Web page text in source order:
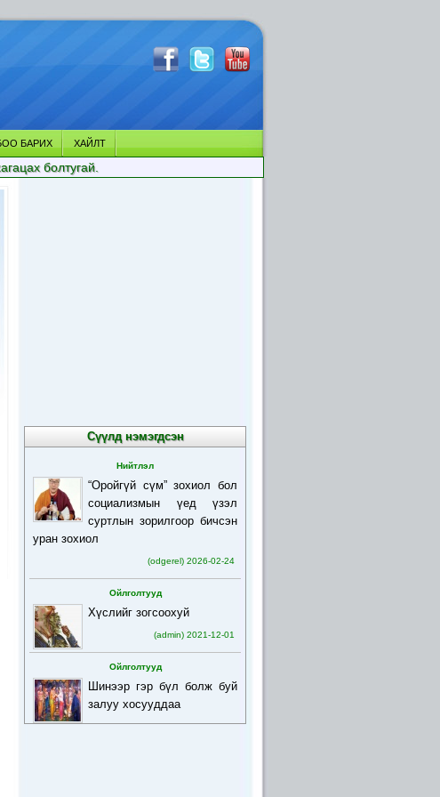
БАРИХ ХАЙЛТ
болтугай.
Сүүлд нэмэгдсэн
Нийтлэл
“Оройгүй сүм” зохиол бол
социализмын үед үзэл
суртлын зорилгоор бичсэн
уран зохиол
(odgerel) 2026-02-24
Ойлголтууд
Хүслийг зогсоохуй
(admin) 2021-12-01
Ойлголтууд
Шинээр гэр бүл болж буй
залуу хосууддаа
(admin) 2021-12-01